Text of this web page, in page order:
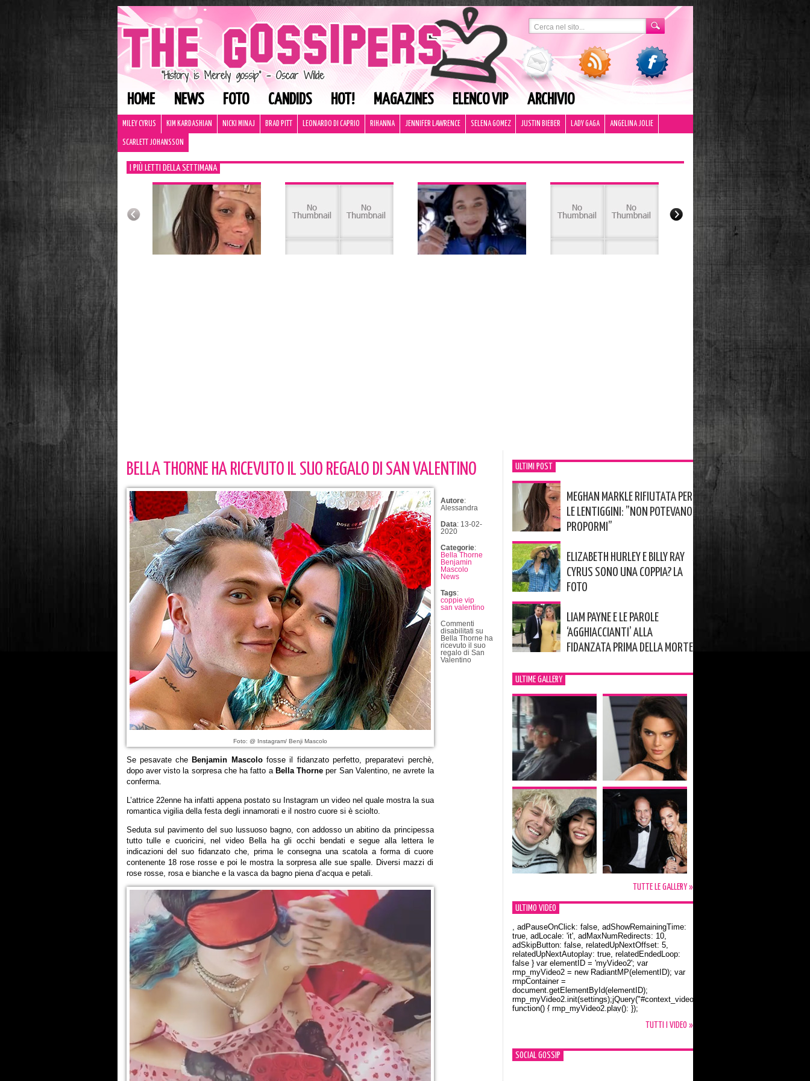
HOME NEWS FOTO CANDIDS HOT! MAGAZINES ELENCO VIP ARCHIVIO
MILEY CYRUS KIM KARDASHIAN NICKI MINAJ BRAD PITT LEONARDO DI CAPRIO RIHANNA JENNIFER LAWRENCE SELENA GOMEZ JUSTIN BIEBER LADY GAGA ANGELINA JOLIE
SCARLETT JOHANSSON
I PIÙ LETTI DELLA SETTIMANA
BELLA THORNE HA RICEVUTO IL SUO REGALO DI SAN VALENTINO
Foto: @ Instagram/ Benji Mascolo
Se pesavate che Benjamin Mascolofosse il fidanzato perfetto, preparatevi perchè,
dopo aver visto la sorpresa che ha fatto a Bella Thorne per San Valentino, ne avrete la
conferma.
L’attrice 22enne ha infatti appena postato su Instagram un video nel quale mostra la sua
romantica vigilia della festa degli innamorati e il nostro cuore si è sciolto.
Seduta sul pavimento del suo lussuoso bagno, con addosso un abitino da principessa
tutto tulle e cuoricini, nel video Bella ha gli occhi bendati e segue alla lettera le
indicazioni del suo fidanzato che, prima le consegna una scatola a forma di cuore
contenente 18 rose rosse e poi le mostra la sorpresa alle sue spalle. Diversi mazzi di
rose rosse, rosa e bianche e la vasca da bagno piena d’acqua e petali.
Autore:
Alessandra
Data: 13-02-
2020
Categorie:
Bella Thorne
Benjamin
Mascolo
News
Tags:
coppie vip
san valentino
Commenti
disabilitati su
Bella Thorne ha
ricevuto il suo
regalo di San
Valentino
ULTIMI POST
MEGHAN MARKLE RIFIUTATA PER
LE LENTIGGINI: ”NON POTEVANO
PROPORMI”
ELIZABETH HURLEY E BILLY RAY
CYRUS SONO UNA COPPIA? LA
FOTO
LIAM PAYNE E LE PAROLE
‘AGGHIACCIANTI’ ALLA
FIDANZATA PRIMA DELLA MORTE
ULTIME GALLERY
TUTTE LE GALLERY »
ULTIMO VIDEO
Orlando Bloom e la t-shirt dedicata a Flynn
, adPauseOnClick: false, adShowRemainingTime:
true, adLocale: 'it', adMaxNumRedirects: 10,
adSkipButton: false, relatedUpNextOffset: 5,
relatedUpNextAutoplay: true, relatedEndedLoop:
false } var elementID = 'myVideo2'; var
rmp_myVideo2 = new RadiantMP(elementID); var
rmpContainer =
document.getElementById(elementID);
rmp_myVideo2.init(settings);jQuery("#context_video2").one("mouseover",
function() { rmp_myVideo2.play(); });
TUTTI I VIDEO »
SOCIAL GOSSIP